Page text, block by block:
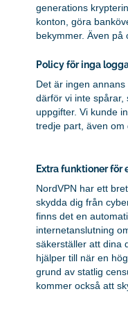
generations
konton, göra
bekymmer. Även på
Policy för inga
Det är ingen
därför vi inte spårar,
uppgifter. Vi kunde
tredje part, även om
Extra funktioner för
NordVPN har ett
skydda dig från
finns det en
internetanslutning
säkerställer att dina
hjälper till när en
grund av statlig
kommer också att